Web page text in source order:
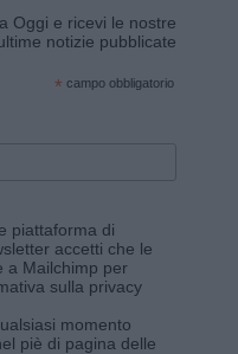
Oggi e ricevi le nostre
notizie pubblicate
* campo obbligatorio
piattaforma di
accetti che le
a Mailchimp per
sulla privacy
momento
piè di pagina delle